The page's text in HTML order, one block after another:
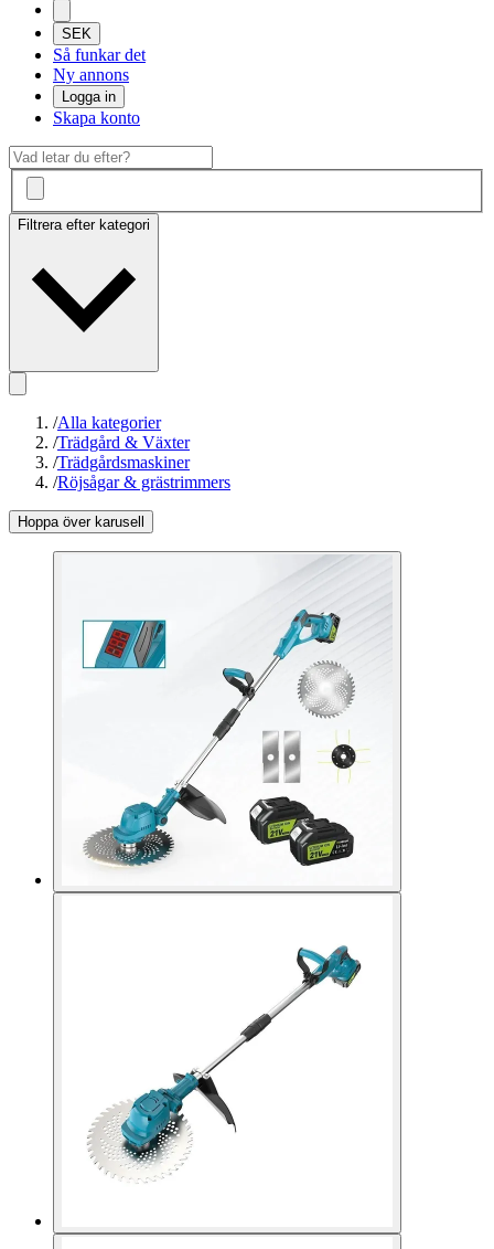
SEK
Så funkar det
Ny annons
Logga in
Skapa konto
Filtrera efter kategori
/Alla kategorier
/Trädgård & Växter
/Trädgårdsmaskiner
/Röjsågar & grästrimmers
Hoppa över karusell